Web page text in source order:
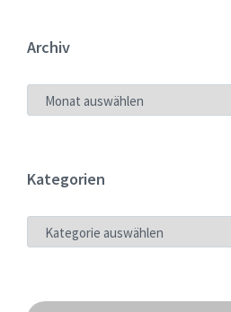
Archiv
ARCHIV
Kategorien
KATEGORIEN